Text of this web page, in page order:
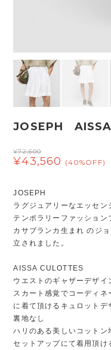
JOSEPH
¥72,600
¥43,560 (40%OFF)
JOSEPH
ラグジュアリーなエッセン
テンポラリーファッション
カサブランカ⽣まれ のジ
⽴されました。
AISSA CULOTTES
ウエストのギャザーデザイ
スカート感覚でコーディ
に着て頂けるキュロットデ
裏地なし
ハリのある美しいコットン
セットアップにて着用頂け